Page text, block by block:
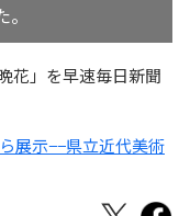
花」を早速毎日新聞
展示−−県立近代美術